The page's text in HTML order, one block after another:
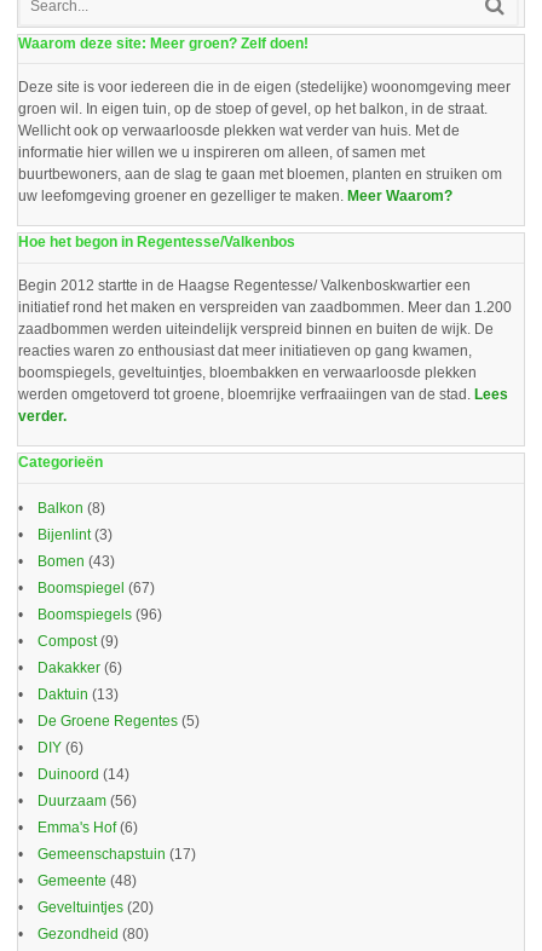
Waarom deze site: Meer groen? Zelf doen!
Deze site is voor iedereen die in de eigen (stedelijke) woonomgeving meer
groen wil. In eigen tuin, op de stoep of gevel, op het balkon, in de straat.
Wellicht ook op verwaarloosde plekken wat verder van huis. Met de
informatie hier willen we u inspireren om alleen, of samen met
buurtbewoners, aan de slag te gaan met bloemen, planten en struiken om
uw leefomgeving groener en gezelliger te maken. Meer Waarom?
Hoe het begon in Regentesse/Valkenbos
Begin 2012 startte in de Haagse Regentesse/ Valkenboskwartier een
initiatief rond het maken en verspreiden van zaadbommen. Meer dan 1.200
zaadbommen werden uiteindelijk verspreid binnen en buiten de wijk. De
reacties waren zo enthousiast dat meer initiatieven op gang kwamen,
boomspiegels, geveltuintjes, bloembakken en verwaarloosde plekken
werden omgetoverd tot groene, bloemrijke verfraaiingen van de stad. Lees
verder.
Categorieën
Balkon (8)
Bijenlint(3)
Bomen (43)
Boomspiegel (67)
Boomspiegels (96)
Compost(9)
Dakakker (6)
Daktuin (13)
De Groene Regentes (5)
DIY (6)
Duinoord (14)
Duurzaam (56)
Emma's Hof(6)
Gemeenschapstuin (17)
Gemeente (48)
Geveltuintjes (20)
Gezondheid (80)